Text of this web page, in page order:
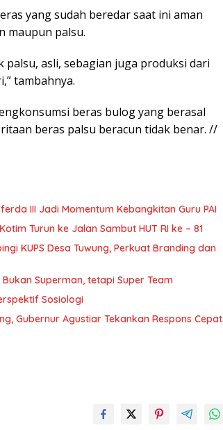
yang sudah beredar saat ini aman
maupun palsu.
asli, sebagian juga produksi dari
tambahnya.
beras bulog yang berasal
beras palsu beracun tidak benar. //
III Jadi Momentum Kebangkitan Guru PAI
Turun ke Jalan Sambut HUT RI ke – 81
KUPS Desa Tuwung, Perkuat Branding dan
Superman, tetapi Super Team
Sosiologi
Gubernur Agustiar Tekankan Respons Cepat